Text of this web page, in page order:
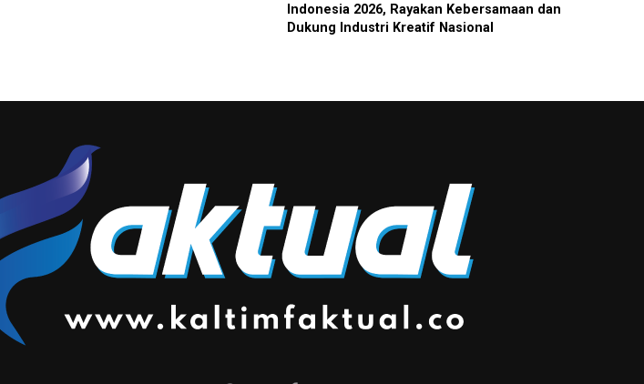
Indonesia 2026, Rayakan Kebersamaan dan
Dukung Industri Kreatif Nasional